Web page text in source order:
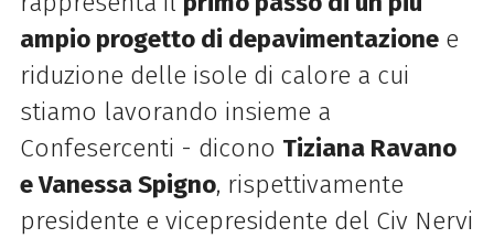
ampio progetto di depavimentazionee
riduzione delle isole di calore a cui
stiamo lavorando insieme a
Confesercenti - dicono Tiziana Ravano
e Vanessa Spigno, rispettivamente
presidente e vicepresidente del Civ Nervi